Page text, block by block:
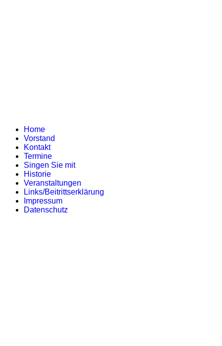
Home
Vorstand
Kontakt
Termine
Singen Sie mit
Historie
Veranstaltungen
Links/Beitrittserklärung
Impressum
Datenschutz